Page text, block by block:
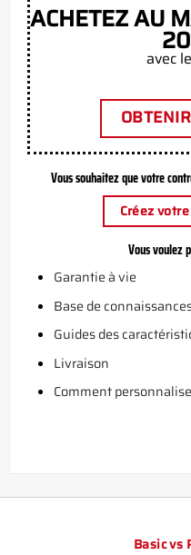
ACHETEZ AU
avec
Vous souhaitez que votre
Créez
Vous voulez
Garantie à vie
Base de
Guides des
Livraison
Comment
Basic vs